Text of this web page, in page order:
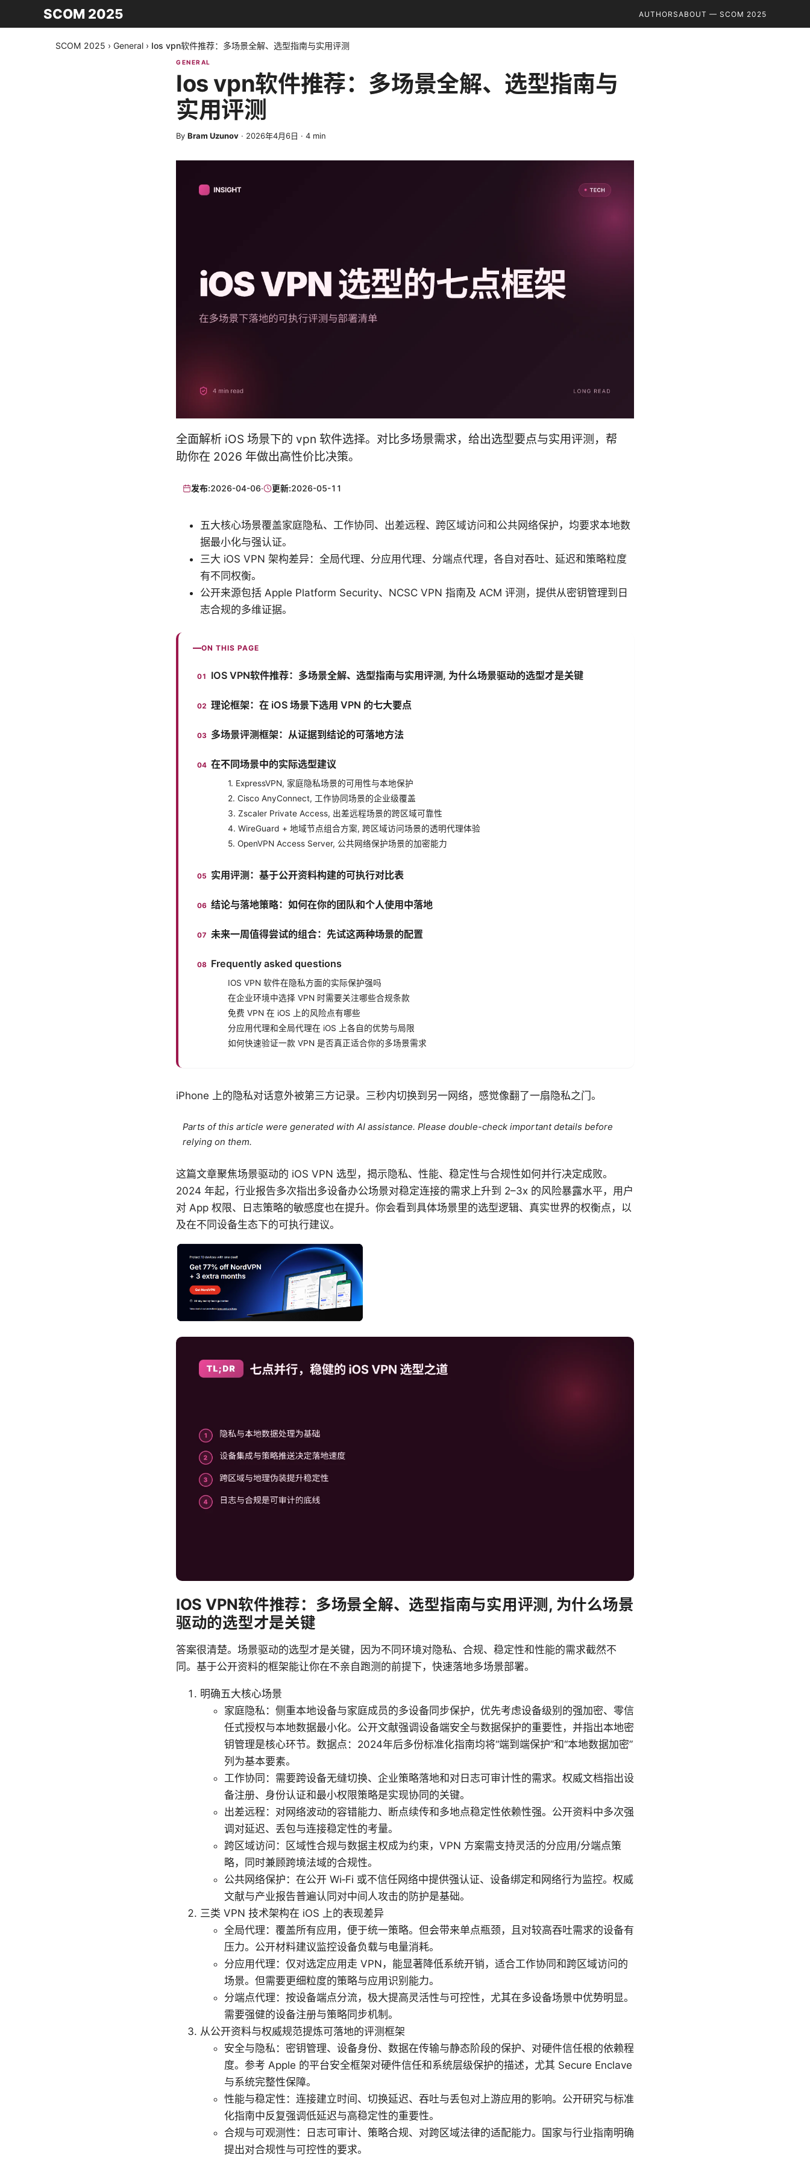
SCOM 2025 AUTHORSABOUT — SCOM 2025
SCOM 2025 › General › Ios vpn软件推荐：多场景全解、选型指南与实用评测
GENERAL
Ios vpn软件推荐：多场景全解、选型指南与
实用评测
By Bram Uzunov · 2026年4月6日 · 4 min
全面解析 iOS 场景下的 vpn 软件选择。对比多场景需求，给出选型要点与实用评测，帮
助你在 2026 年做出高性价比决策。
发布:2026-04-06· 更新:2026-05-11
五大核心场景覆盖家庭隐私、工作协同、出差远程、跨区域访问和公共网络保护，均要求本地数
据最小化与强认证。
三大 iOS VPN 架构差异：全局代理、分应用代理、分端点代理，各自对吞吐、延迟和策略粒度
有不同权衡。
公开来源包括 Apple Platform Security、NCSC VPN 指南及 ACM 评测，提供从密钥管理到日
志合规的多维证据。
ON THIS PAGE
IOS VPN软件推荐：多场景全解、选型指南与实用评测, 为什么场景驱动的选型才是关键
理论框架：在 iOS 场景下选用 VPN 的七大要点
多场景评测框架：从证据到结论的可落地方法
在不同场景中的实际选型建议
1. ExpressVPN, 家庭隐私场景的可用性与本地保护
2. Cisco AnyConnect, 工作协同场景的企业级覆盖
3. Zscaler Private Access, 出差远程场景的跨区域可靠性
4. WireGuard + 地域节点组合方案, 跨区域访问场景的透明代理体验
5. OpenVPN Access Server, 公共网络保护场景的加密能力
实用评测：基于公开资料构建的可执行对比表
结论与落地策略：如何在你的团队和个人使用中落地
未来一周值得尝试的组合：先试这两种场景的配置
Frequently asked questions
IOS VPN 软件在隐私方面的实际保护强吗
在企业环境中选择 VPN 时需要关注哪些合规条款
免费 VPN 在 iOS 上的风险点有哪些
分应用代理和全局代理在 iOS 上各自的优势与局限
如何快速验证一款 VPN 是否真正适合你的多场景需求
iPhone 上的隐私对话意外被第三方记录。三秒内切换到另一网络，感觉像翻了一扇隐私之门。
Parts of this article were generated with AI assistance. Please double-check important details before
relying on them.
这篇文章聚焦场景驱动的 iOS VPN 选型，揭示隐私、性能、稳定性与合规性如何并行决定成败。
2024 年起，行业报告多次指出多设备办公场景对稳定连接的需求上升到 2–3x 的风险暴露水平，用户
对 App 权限、日志策略的敏感度也在提升。你会看到具体场景里的选型逻辑、真实世界的权衡点，以
及在不同设备生态下的可执行建议。
IOS VPN软件推荐：多场景全解、选型指南与实用评测, 为什么场景
驱动的选型才是关键
答案很清楚。场景驱动的选型才是关键，因为不同环境对隐私、合规、稳定性和性能的需求截然不
同。基于公开资料的框架能让你在不亲自跑测的前提下，快速落地多场景部署。
明确五大核心场景
家庭隐私：侧重本地设备与家庭成员的多设备同步保护，优先考虑设备级别的强加密、零信
任式授权与本地数据最小化。公开文献强调设备端安全与数据保护的重要性，并指出本地密
钥管理是核心环节。数据点：2024年后多份标准化指南均将“端到端保护”和“本地数据加密”
列为基本要素。
工作协同：需要跨设备无缝切换、企业策略落地和对日志可审计性的需求。权威文档指出设
备注册、身份认证和最小权限策略是实现协同的关键。
出差远程：对网络波动的容错能力、断点续传和多地点稳定性依赖性强。公开资料中多次强
调对延迟、丢包与连接稳定性的考量。
跨区域访问：区域性合规与数据主权成为约束，VPN 方案需支持灵活的分应用/分端点策
略，同时兼顾跨境法域的合规性。
公共网络保护：在公开 Wi‑Fi 或不信任网络中提供强认证、设备绑定和网络行为监控。权威
文献与产业报告普遍认同对中间人攻击的防护是基础。
三类 VPN 技术架构在 iOS 上的表现差异
全局代理：覆盖所有应用，便于统一策略。但会带来单点瓶颈，且对较高吞吐需求的设备有
压力。公开材料建议监控设备负载与电量消耗。
分应用代理：仅对选定应用走 VPN，能显著降低系统开销，适合工作协同和跨区域访问的
场景。但需要更细粒度的策略与应用识别能力。
分端点代理：按设备端点分流，极大提高灵活性与可控性，尤其在多设备场景中优势明显。
需要强健的设备注册与策略同步机制。
从公开资料与权威规范提炼可落地的评测框架
安全与隐私：密钥管理、设备身份、数据在传输与静态阶段的保护、对硬件信任根的依赖程
度。参考 Apple 的平台安全框架对硬件信任和系统层级保护的描述，尤其 Secure Enclave
与系统完整性保障。
性能与稳定性：连接建立时间、切换延迟、吞吐与丢包对上游应用的影响。公开研究与标准
化指南中反复强调低延迟与高稳定性的重要性。
合规与可观测性：日志可审计、策略合规、对跨区域法律的适配能力。国家与行业指南明确
提出对合规性与可控性的要求。